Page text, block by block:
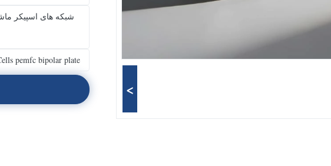
>
شبکه های اسپیکر
pemfc bipolar plate